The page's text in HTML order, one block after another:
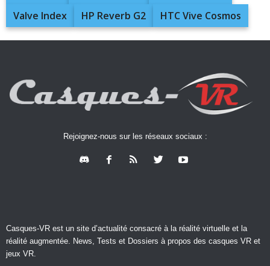
Valve Index
HP Reverb G2 HTC Vive Cosmos
Rejoignez-nous sur les réseaux sociaux :
Casques-VR est un site d’actualité consacré à la réalité virtuelle et la
réalité augmentée. News, Tests et Dossiers à propos des casques VR et
jeux VR.